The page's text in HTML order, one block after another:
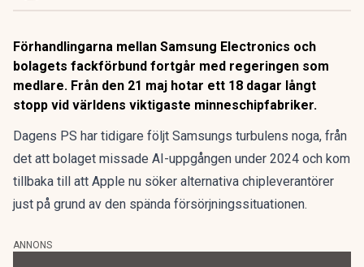
Förhandlingarna mellan Samsung Electronics och
bolagets fackförbund fortgår med regeringen som
medlare. Från den 21 maj hotar ett 18 dagar långt
stopp vid världens viktigaste minneschipfabriker.
Dagens PS har tidigare följt Samsungs turbulens noga, från
det att bolaget missade AI-uppgången under 2024 och kom
tillbaka till att Apple nu söker alternativa chipleverantörer
just på grund av den spända försörjningssituationen.
ANNONS